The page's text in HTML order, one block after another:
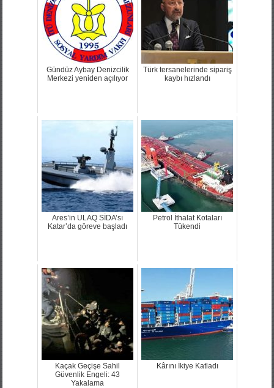
Gündüz Aybay Denizcilik
Merkezi yeniden açılıyor
Türk tersanelerinde sipariş
kaybı hızlandı
Ares’in ULAQ SİDA’sı
Katar’da göreve başladı
Petrol İthalat Kotaları
Tükendi
Kaçak Geçişe Sahil
Güvenlik Engeli: 43
Yakalama
Kârını İkiye Katladı